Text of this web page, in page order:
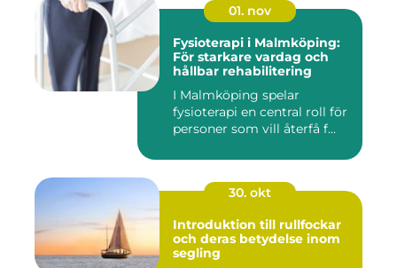
01. nov
Fysioterapi i Malmköping:
För starkare vardag och
hållbar rehabilitering
I Malmköping spelar
fysioterapi en central roll för
personer som vill återfå f...
30. okt
Introduktion till rullfockar
och deras betydelse inom
segling